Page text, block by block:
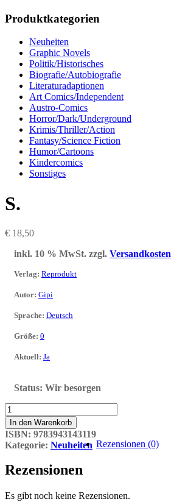
Produktkategorien
Neuheiten
Graphic Novels
Politik/Historisches
Biografie/Autobiografie
Literaturadaptionen
Art Comics/Independent
Austro-Comics
Horror/Dark/Underground
Krimis/Thriller/Action
Fantasy/Science Fiction
Humor/Cartoons
Kindercomics
Sonstiges
S.
€ 18,50
inkl. 10 % MwSt. zzgl. Versandkosten
Verlag: Reprodukt
Autor: Gipi
Sprache: Deutsch
Größe: 0
Aktuell: Ja
Status: Wir besorgen
S.
Menge
In den Warenkorb
ISBN: 9783943143119
Kategorie: Neuheiten Rezensionen (0)
Rezensionen
Es gibt noch keine Rezensionen.